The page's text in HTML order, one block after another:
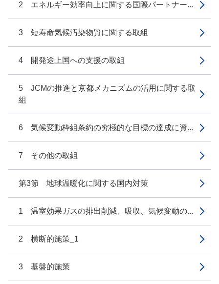
2 エネルギー効率向上に関する国際パートナー...
3 短寿命気候汚染物質に関する取組
4 開発途上国への支援の取組
5 JCMの推進と京都メカニズムの活用に関する取
組
6 気候変動枠組条約の究極的な目標の達成に資...
7 その他の取組
第3節 地球温暖化に関する国内対策
1 温室効果ガスの排出削減、吸収、気候変動の...
2 横断的施策_1
3 基盤的施策